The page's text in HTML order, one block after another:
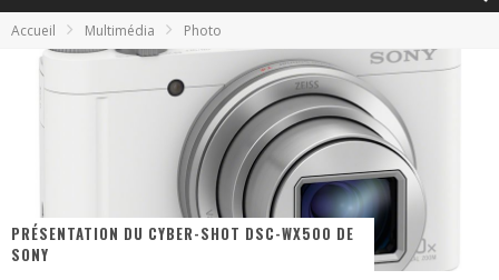
« Mon Village Révolté » - Combattre un Projet !
« Le Béton et le Bambou / Propositions pour Mayotte et le Monde. » - Améliorations !
Star Fox
PsyRiver 2026 : la magie revient sur les rives de l’Aar
Accueil Multimédia Photo
PRÉSENTATION DU CYBER-SHOT DSC-WX500 DE
SONY